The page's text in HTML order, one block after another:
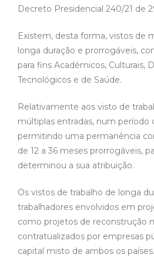
Decreto Presidencial 240/21 de
Existem, desta forma, vistos de
longa duração e prorrogáveis,
para fins Académicos, Culturais,
Tecnológicos e de Saúde.
Relativamente aos visto de
múltiplas entradas, num período
permitindo uma permanência
de 12 a 36 meses prorrogáveis,
determinou a sua atribuição.
Os vistos de trabalho de longa
trabalhadores envolvidos em
como projetos de reconstrução
contratualizados por empresas
capital misto de ambos os países.